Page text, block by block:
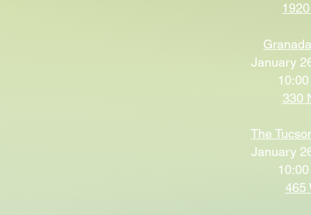
January
330
The
January
465